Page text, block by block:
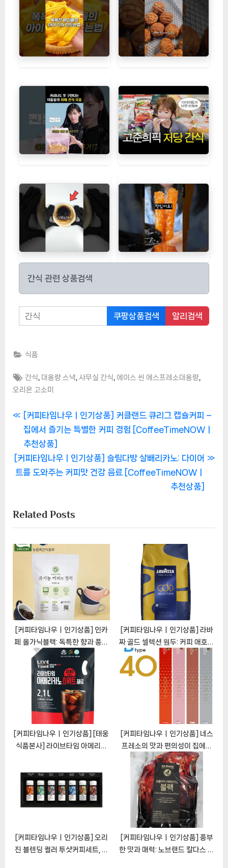
간식 관련 상품검색
쿠팡상품검색 알리검색
식품
Tags:
간식 대용량 스낵 사무실 간식 에이스 씬 에스프레소대용량
오리온 고소미
글
탐
색
P
r
e
v
i
s
P
o
[커피타임나우ㅣ인기상품] 커클랜드 큐리그 캡슐커피 –
집에서 즐기는 특별한 커피 경험 [CoffeeTimeNOWㅣ
추천상품]
N
e
P
o
s
[커피타임나우ㅣ인기상품] 슬림다방 살빼리카노: 다이어
트를 도와주는 커피맛 건강 음료 [CoffeeTimeNOWㅣ
추천상품]
Related Posts
[커피타임나우ㅣ인기상품] 인카
페 올가닉블랙: 독특한 향과 풍부
한 맛이 어우러진 공정무역 유기
농 커피의 진수
[CoffeeTimeNOWㅣ추천상
품]
[커피타임나우ㅣ인기상품] 라바
짜 골드 셀렉션 원두: 커피 애호가
를 위한 절묘한 블렌드
[CoffeeTimeNOWㅣ추천상
품]
[커피타임나우ㅣ인기상품] [태웅
식품본사] 라이브타임 아메리카
[CoffeeTimeNOWㅣ추천상
품]
[커피타임나우ㅣ인기상품] 네스
프레소의 맛과 편의성이 집에서
함께하는 호환 캡슐커피
[CoffeeTimeNOWㅣ추천상
품]
[커피타임나우ㅣ인기상품] 오리
진 블렌딩 컬러 투샷커피세트, 풍
[커피타임나우ㅣ인기상품] 풍부
한 맛과 매력: 노브랜드 칼다스 아